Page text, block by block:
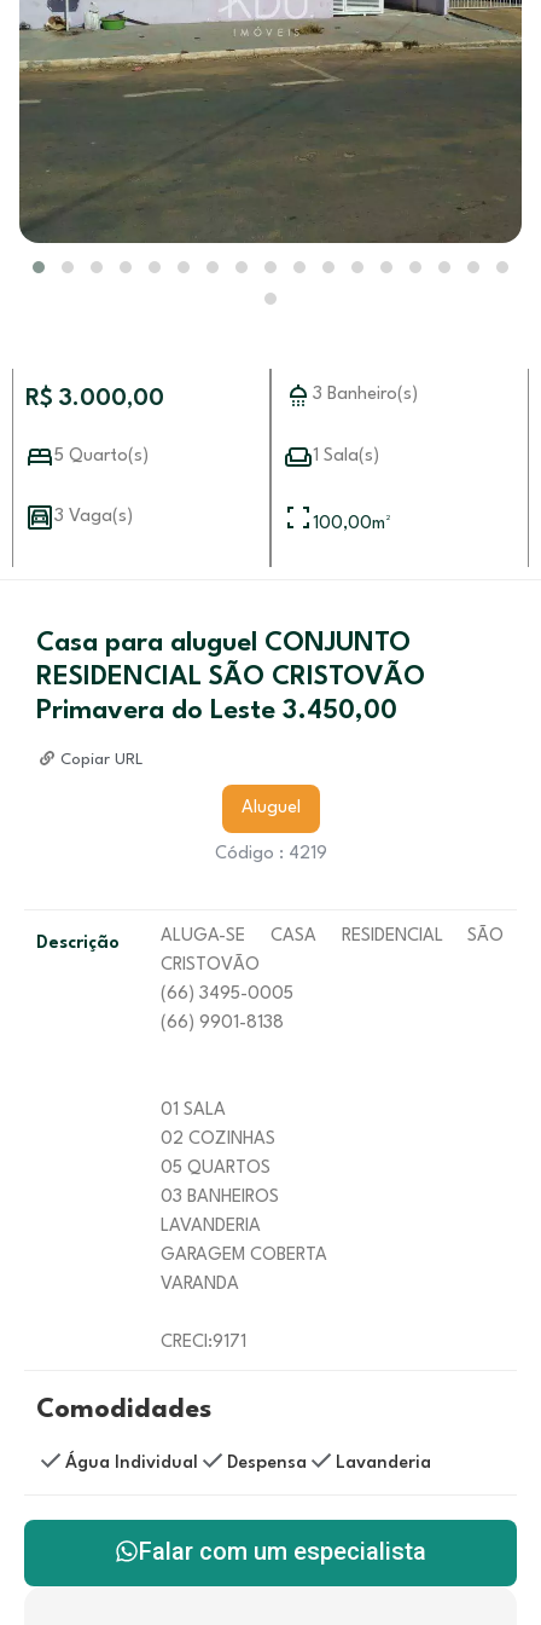
R$ 3.000,00 3 Banheiro(s)
5 Quarto(s) 1 Sala(s)
3 Vaga(s) 100,00m²
Casa para aluguel CONJUNTO
RESIDENCIAL SÃO CRISTOVÃO
Primavera do Leste 3.450,00
Copiar URL
Aluguel
Código : 4219
Descrição
ALUGA-SE CASA RESIDENCIAL SÃO
CRISTOVÃO
(66) 3495-0005
(66) 9901-8138
01 SALA
02 COZINHAS
05 QUARTOS
03 BANHEIROS
LAVANDERIA
GARAGEM COBERTA
VARANDA
CRECI:9171
Comodidades
Água Individual Despensa Lavanderia
Falar com um especialista